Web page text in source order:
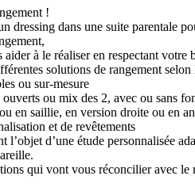
!
dressing dans une suite parentale
à le réaliser en respectant votre
solutions de rangement
ou sur-mesure
ou mix des 2, avec ou sans
en saillie, en version droite ou en
et de revêtements
l’objet d’une étude personnalisée
qui vont vous réconcilier avec le